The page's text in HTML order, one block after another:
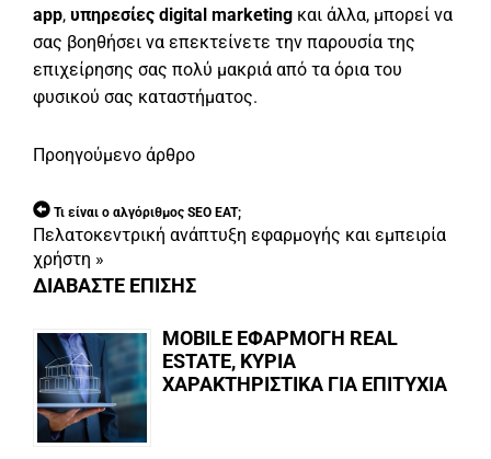
app, υπηρεσίες digital marketing και άλλα, μπορεί να
σας βοηθήσει να επεκτείνετε την παρουσία της
επιχείρησης σας πολύ μακριά από τα όρια του
φυσικού σας καταστήματος.
Προηγούμενο άρθρο
Τι είναι ο αλγόριθμος SEO EAT;
Πελατοκεντρική ανάπτυξη εφαρμογής και εμπειρία
χρήστη »
ΔΙΑΒΑΣΤΕ ΕΠΙΣΗΣ
MOBILE ΕΦΑΡΜΟΓΗ REAL
ESTATE, ΚΥΡΙΑ
ΧΑΡΑΚΤΗΡΙΣΤΙΚΑ ΓΙΑ ΕΠΙΤΥΧΙΑ